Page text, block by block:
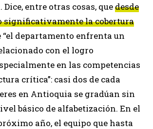
Dice, entre otras cosas, quedesde
significativamente la cobertura
“el departamento enfrenta un
con el logro
en las competencias
crítica”: casi dos de cada
en Antioquia se gradúan sin
básico de alfabetización. En el
año, el equipo que hasta